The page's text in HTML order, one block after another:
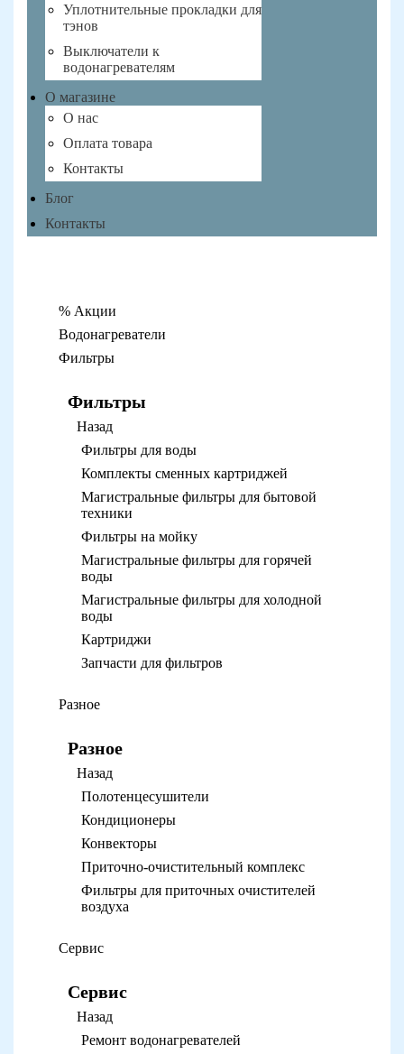
Уплотнительные прокладки для
тэнов
Выключатели к
водонагревателям
О магазине
О нас
Оплата товара
Контакты
Блог
Контакты
% Акции
Водонагреватели
Фильтры
Фильтры
Назад
Фильтры для воды
Комплекты сменных картриджей
Магистральные фильтры для бытовой
техники
Фильтры на мойку
Магистральные фильтры для горячей
воды
Магистральные фильтры для холодной
воды
Картриджи
Запчасти для фильтров
Разное
Разное
Назад
Полотенцесушители
Кондиционеры
Конвекторы
Приточно-очистительный комплекс
Фильтры для приточных очистителей
воздуха
Сервис
Сервис
Назад
Ремонт водонагревателей